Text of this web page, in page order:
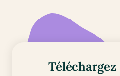
Téléchargez